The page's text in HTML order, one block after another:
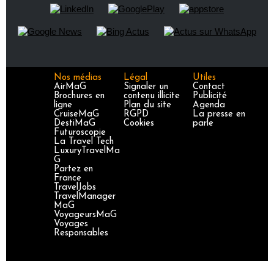
Nos médias
AirMaG
Brochures en
ligne
CruiseMaG
DestiMaG
Futuroscopie
La Travel Tech
LuxuryTravelMa
G
Partez en
France
TravelJobs
TravelManager
MaG
VoyageursMaG
Voyages
Responsables
Légal
Signaler un
contenu illicite
Plan du site
RGPD
Cookies
Utiles
Contact
Publicité
Agenda
La presse en
parle